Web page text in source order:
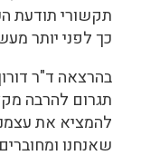
תקשורי תודעת
כך לפני יותר
בהרצאה ד"ר
תגרום להרבה
להמציא את
שאנחנו